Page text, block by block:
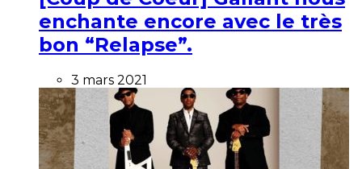
enchante encore avec le très
bon “Relapse”.
3 mars 2021